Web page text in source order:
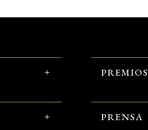
PREMIOS
PRENSA